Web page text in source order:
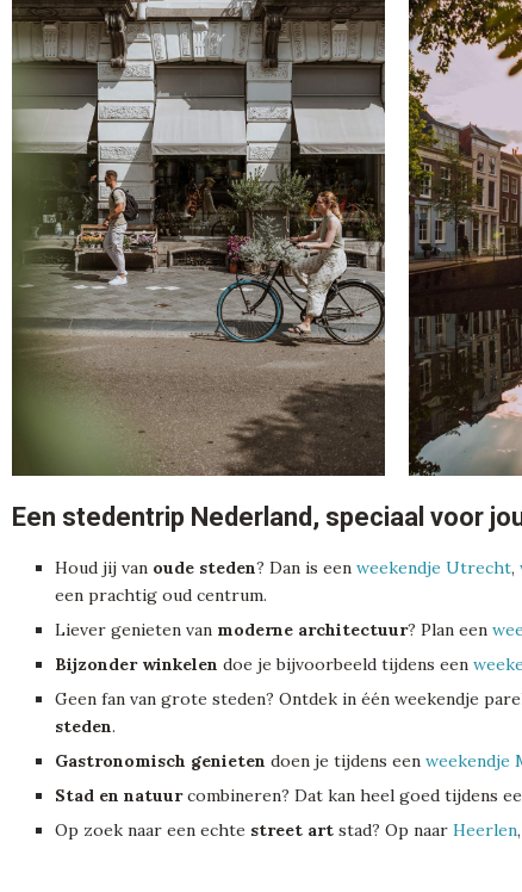
Een stedentrip Nederland, speciaal voor
Houd jij van oude steden? Dan is een weekendje Utrecht,
een prachtig oud centrum.
Liever genieten van moderne architectuur? Plan een
Bijzonder winkelen doe je bijvoorbeeld tijdens een
Geen fan van grote steden? Ontdek in één weekendje
steden.
Gastronomisch genieten doen je tijdens een weekendje
Stad en natuurcombineren? Dat kan heel goed tijdens
Op zoek naar een echte street art stad? Op naar Heerlen,